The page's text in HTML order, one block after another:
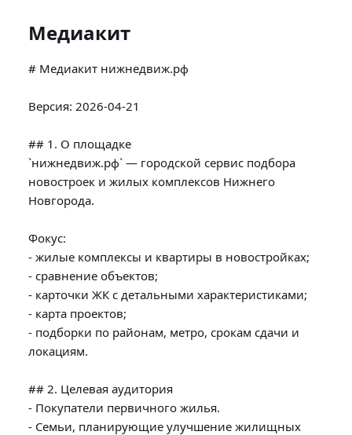
Медиакит
# Медиакит нижнедвиж.рф
Версия: 2026-04-21
## 1. О площадке
`нижнедвиж.рф` — городской сервис подбора
новостроек и жилых комплексов Нижнего
Новгорода.
Фокус:
- жилые комплексы и квартиры в новостройках;
- сравнение объектов;
- карточки ЖК с детальными характеристиками;
- карта проектов;
- подборки по районам, метро, срокам сдачи и
локациям.
## 2. Целевая аудитория
- Покупатели первичного жилья.
- Семьи, планирующие улучшение жилищных